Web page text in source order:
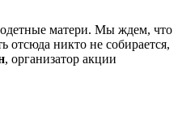
матери. Мы ждем, что
отсюда никто не собирается,
, организатор акции